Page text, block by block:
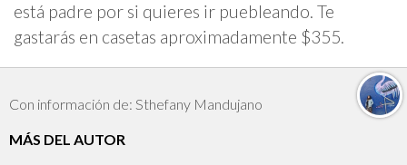
está padre por si quieres ir puebleando. Te
gastarás en casetas aproximadamente $355.
Con información de: Sthefany Mandujano
MÁS DEL AUTOR